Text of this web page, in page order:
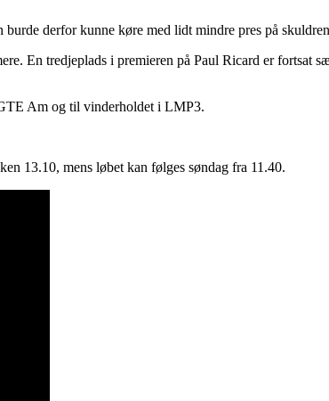
derfor kunne køre med lidt mindre pres på
En tredjeplads i premieren på Paul Ricard er fortsat
Am og til vinderholdet i LMP3.
13.10, mens løbet kan følges søndag fra 11.40.